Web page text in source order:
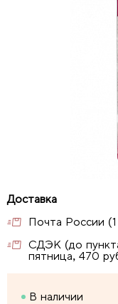
Почта России
СДЭК (до
пятница, 470
В наличии